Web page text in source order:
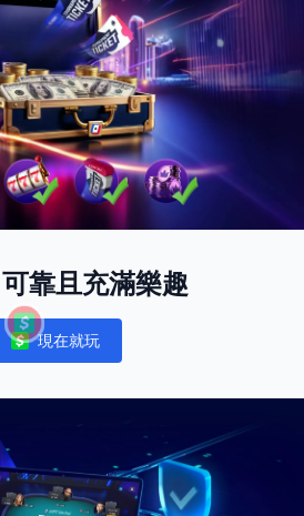
靠且充滿樂趣
Notifications
現在就玩